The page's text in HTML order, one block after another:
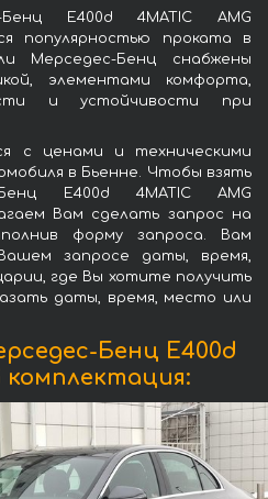
Бенц E400d 4MATIC AMG
популярностью проката в
Мерседес-Бенц снабжены
элементами комфорта,
и устойчивости при
с ценами и техническими
в Бьенне. Чтобы взять
E400d 4MATIC AMG
Вам сделать запрос на
форму запроса. Вам
запросе даты, время,
где Вы хотите получить
даты, время, место или
Бенц E400d
комплектация: